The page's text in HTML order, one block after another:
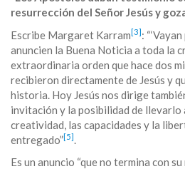
resurrección del Señor Jesús y
Escribe Margaret Karram[3]:
anuncien la Buena Noticia a toda la
extraordinaria orden que hace dos
recibieron directamente de Jesús y
historia. Hoy Jesús nos dirige
invitación y la posibilidad de llevarlo
creatividad, las capacidades y la
entregado”[5]
Es un anuncio “que no termina con